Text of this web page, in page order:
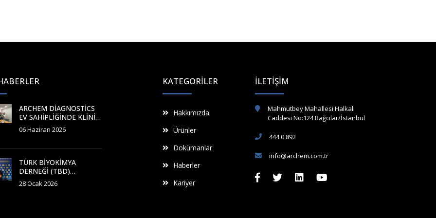
ARCHEM DIAGNOSTICS
EV SAHIPLIĞINDE KLINIK
KIMYA TESTLERINDE
ÜRETIM-APLIKASYON
06 Haziran 2026
TÜRK BIYOKIMYA
DERNEĞI (TBD)
KURULUŞUNUN 50. YILI
28 Ocak 2026
KATEGORILER
Hakkımızda
Ürünler
Dokümanlar
Haberler
Kariyer
İLETIŞIM
Mahmutbey Mahallesi Halkalı
Caddesi No:124 Bağcılar/İstanbul
444 0 892
info@archem.com.tr